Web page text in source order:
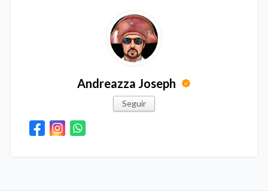
Andreazza Joseph
Seguir